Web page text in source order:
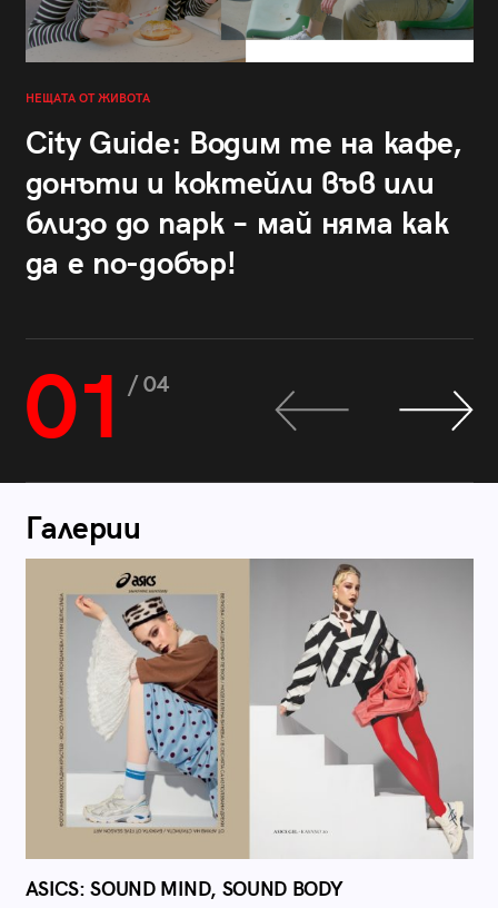
НЕЩАТА ОТ ЖИВОТА
City Guide: Водим те на кафе,
донъти и коктейли във или
близо до парк – май няма как
да е по-добър!
01 / 04
Галерии
ASICS: SOUND MIND, SOUND BODY